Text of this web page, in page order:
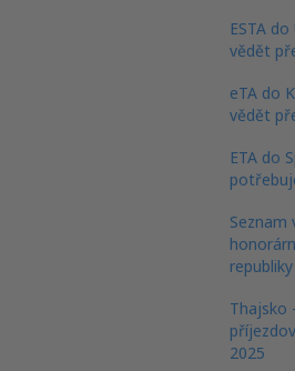
ESTA
vědět
eTA do
vědět
ETA do
Seznam
republiky
Thajsko
2025